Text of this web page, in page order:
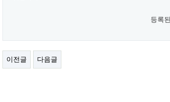
등록
이전글 다음글